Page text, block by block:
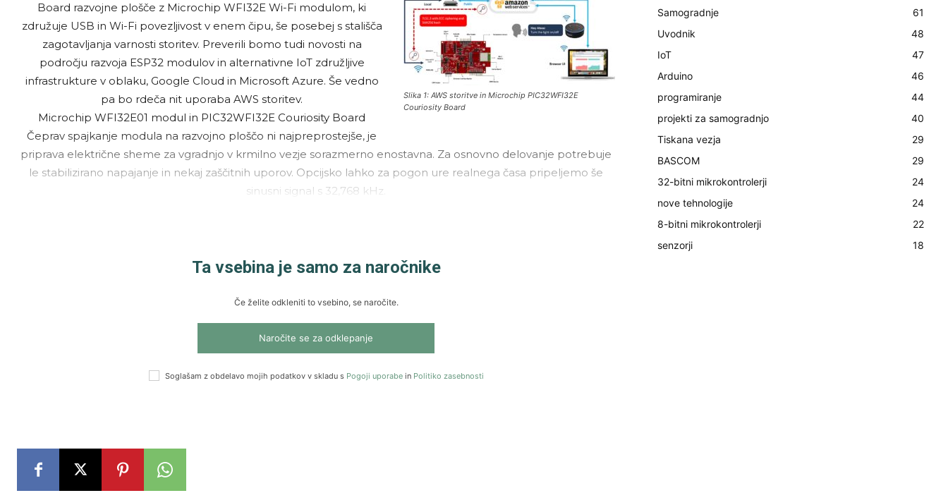
Slika 1: AWS storitve in Microchip PIC32WFI32E
Couriosity Board
Board razvojne plošče z Microchip WFI32E Wi-Fi modulom, ki
združuje USB in Wi-Fi povezljivost v enem čipu, še posebej s stališča
zagotavljanja varnosti storitev. Preverili bomo tudi novosti na
področju razvoja ESP32 modulov in alternativne IoT združljive
infrastrukture v oblaku, Google Cloud in Microsoft Azure. Še vedno
pa bo rdeča nit uporaba AWS storitev.
Microchip WFI32E01 modul in PIC32WFI32E Couriosity Board
Čeprav spajkanje modula na razvojno ploščo ni najpreprostejše, je
priprava električne sheme za vgradnjo v krmilno vezje sorazmerno enostavna. Za osnovno delovanje potrebuje
le stabilizirano napajanje in nekaj zaščitnih uporov. Opcijsko lahko za pogon ure realnega časa pripeljemo še
sinusni signal s 32,768 kHz.
Ta vsebina je samo za naročnike
Če želite odkleniti to vsebino, se naročite.
Naročite se za odklepanje
Soglašam z obdelavo mojih podatkov v skladu s Pogoji uporabein Politiko zasebnosti
Samogradnje
61
Uvodnik
48
IoT
47
Arduino
46
programiranje
44
projekti za samogradnjo
40
Tiskana vezja
29
BASCOM
29
32-bitni mikrokontrolerji
24
nove tehnologije
24
8-bitni mikrokontrolerji
22
senzorji
18